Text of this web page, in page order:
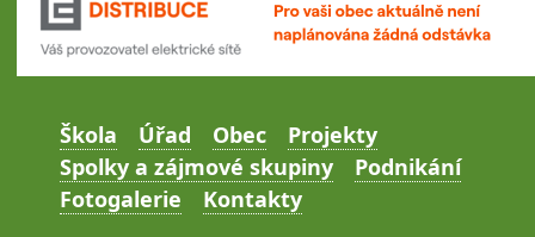
Škola Úřad Obec
Projekty
Spolky a zájmové skupiny
Podnikání
Fotogalerie
Kontakty